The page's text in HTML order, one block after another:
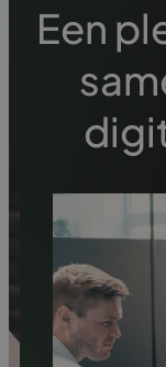
Een